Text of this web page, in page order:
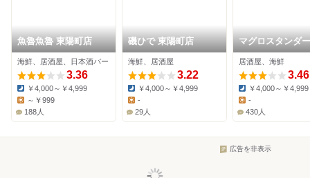
魚魯魚魯 東陽町店
海鮮、居酒屋、日本酒バー
3.36
Dinner:
￥4,000～￥4,999
～￥999
188人
磯ひで 東陽町店
海鮮、居酒屋
3.22
Dinner:
￥4,000～￥4,999
Lunch:
-
29人
マグロスタンダ
門前仲町店
居酒屋、海鮮
3.46
Dinner:
￥4,000～￥4,999
-
430人
広告を非表示